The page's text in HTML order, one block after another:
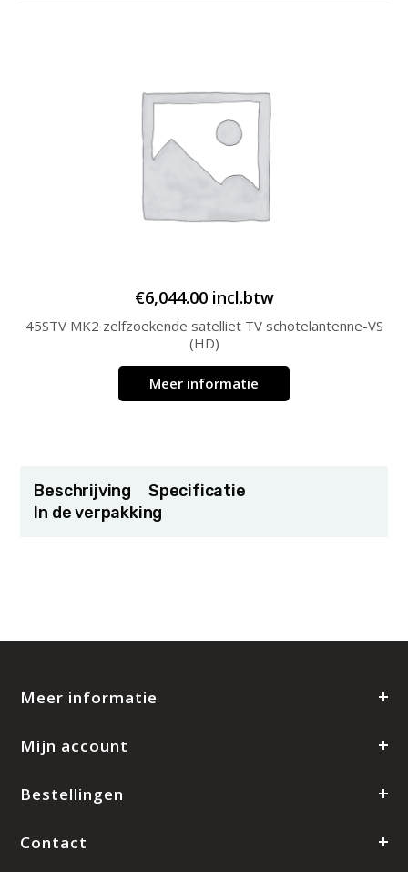
€6,044.00 incl.btw
45STV MK2 zelfzoekende satelliet TV schotelantenne-VS
(HD)
Meer informatie
Beschrijving
Specificatie
In de verpakking
Meer informatie
Mijn account
Bestellingen
Contact